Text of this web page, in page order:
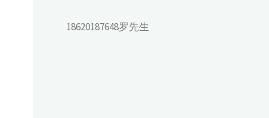
18620187648罗先生